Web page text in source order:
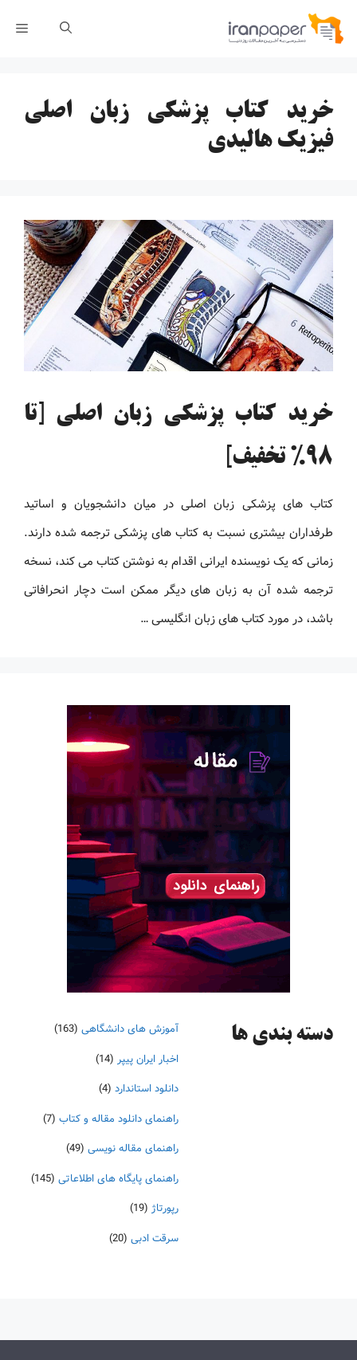
پرش
خرید کتاب پزشکی زبان اصلی
فیزیک هالیدی
خرید کتاب پزشکی زبان اصلی [تا
98% تخفیف]
کتاب های پزشکی زبان اصلی در میان دانشجویان و اساتید
طرفداران بیشتری نسبت به کتاب های پزشکی ترجمه شده دارند.
زمانی که یک نویسنده ایرانی اقدام به نوشتن کتاب می کند، نسخه
ترجمه شده آن به زبان های دیگر ممکن است دچار انحرافاتی
باشد، در مورد کتاب های زبان انگلیسی …
دسته‌ بندی ها آموزش های دانشگاهی (163)
اخبار ایران پیپر (14)
دانلود استاندارد (4)
راهنمای دانلود مقاله و کتاب (7)
راهنمای مقاله نویسی (49)
راهنمای پایگاه های اطلاعاتی (145)
رپورتاژ (19)
سرقت ادبی (20)